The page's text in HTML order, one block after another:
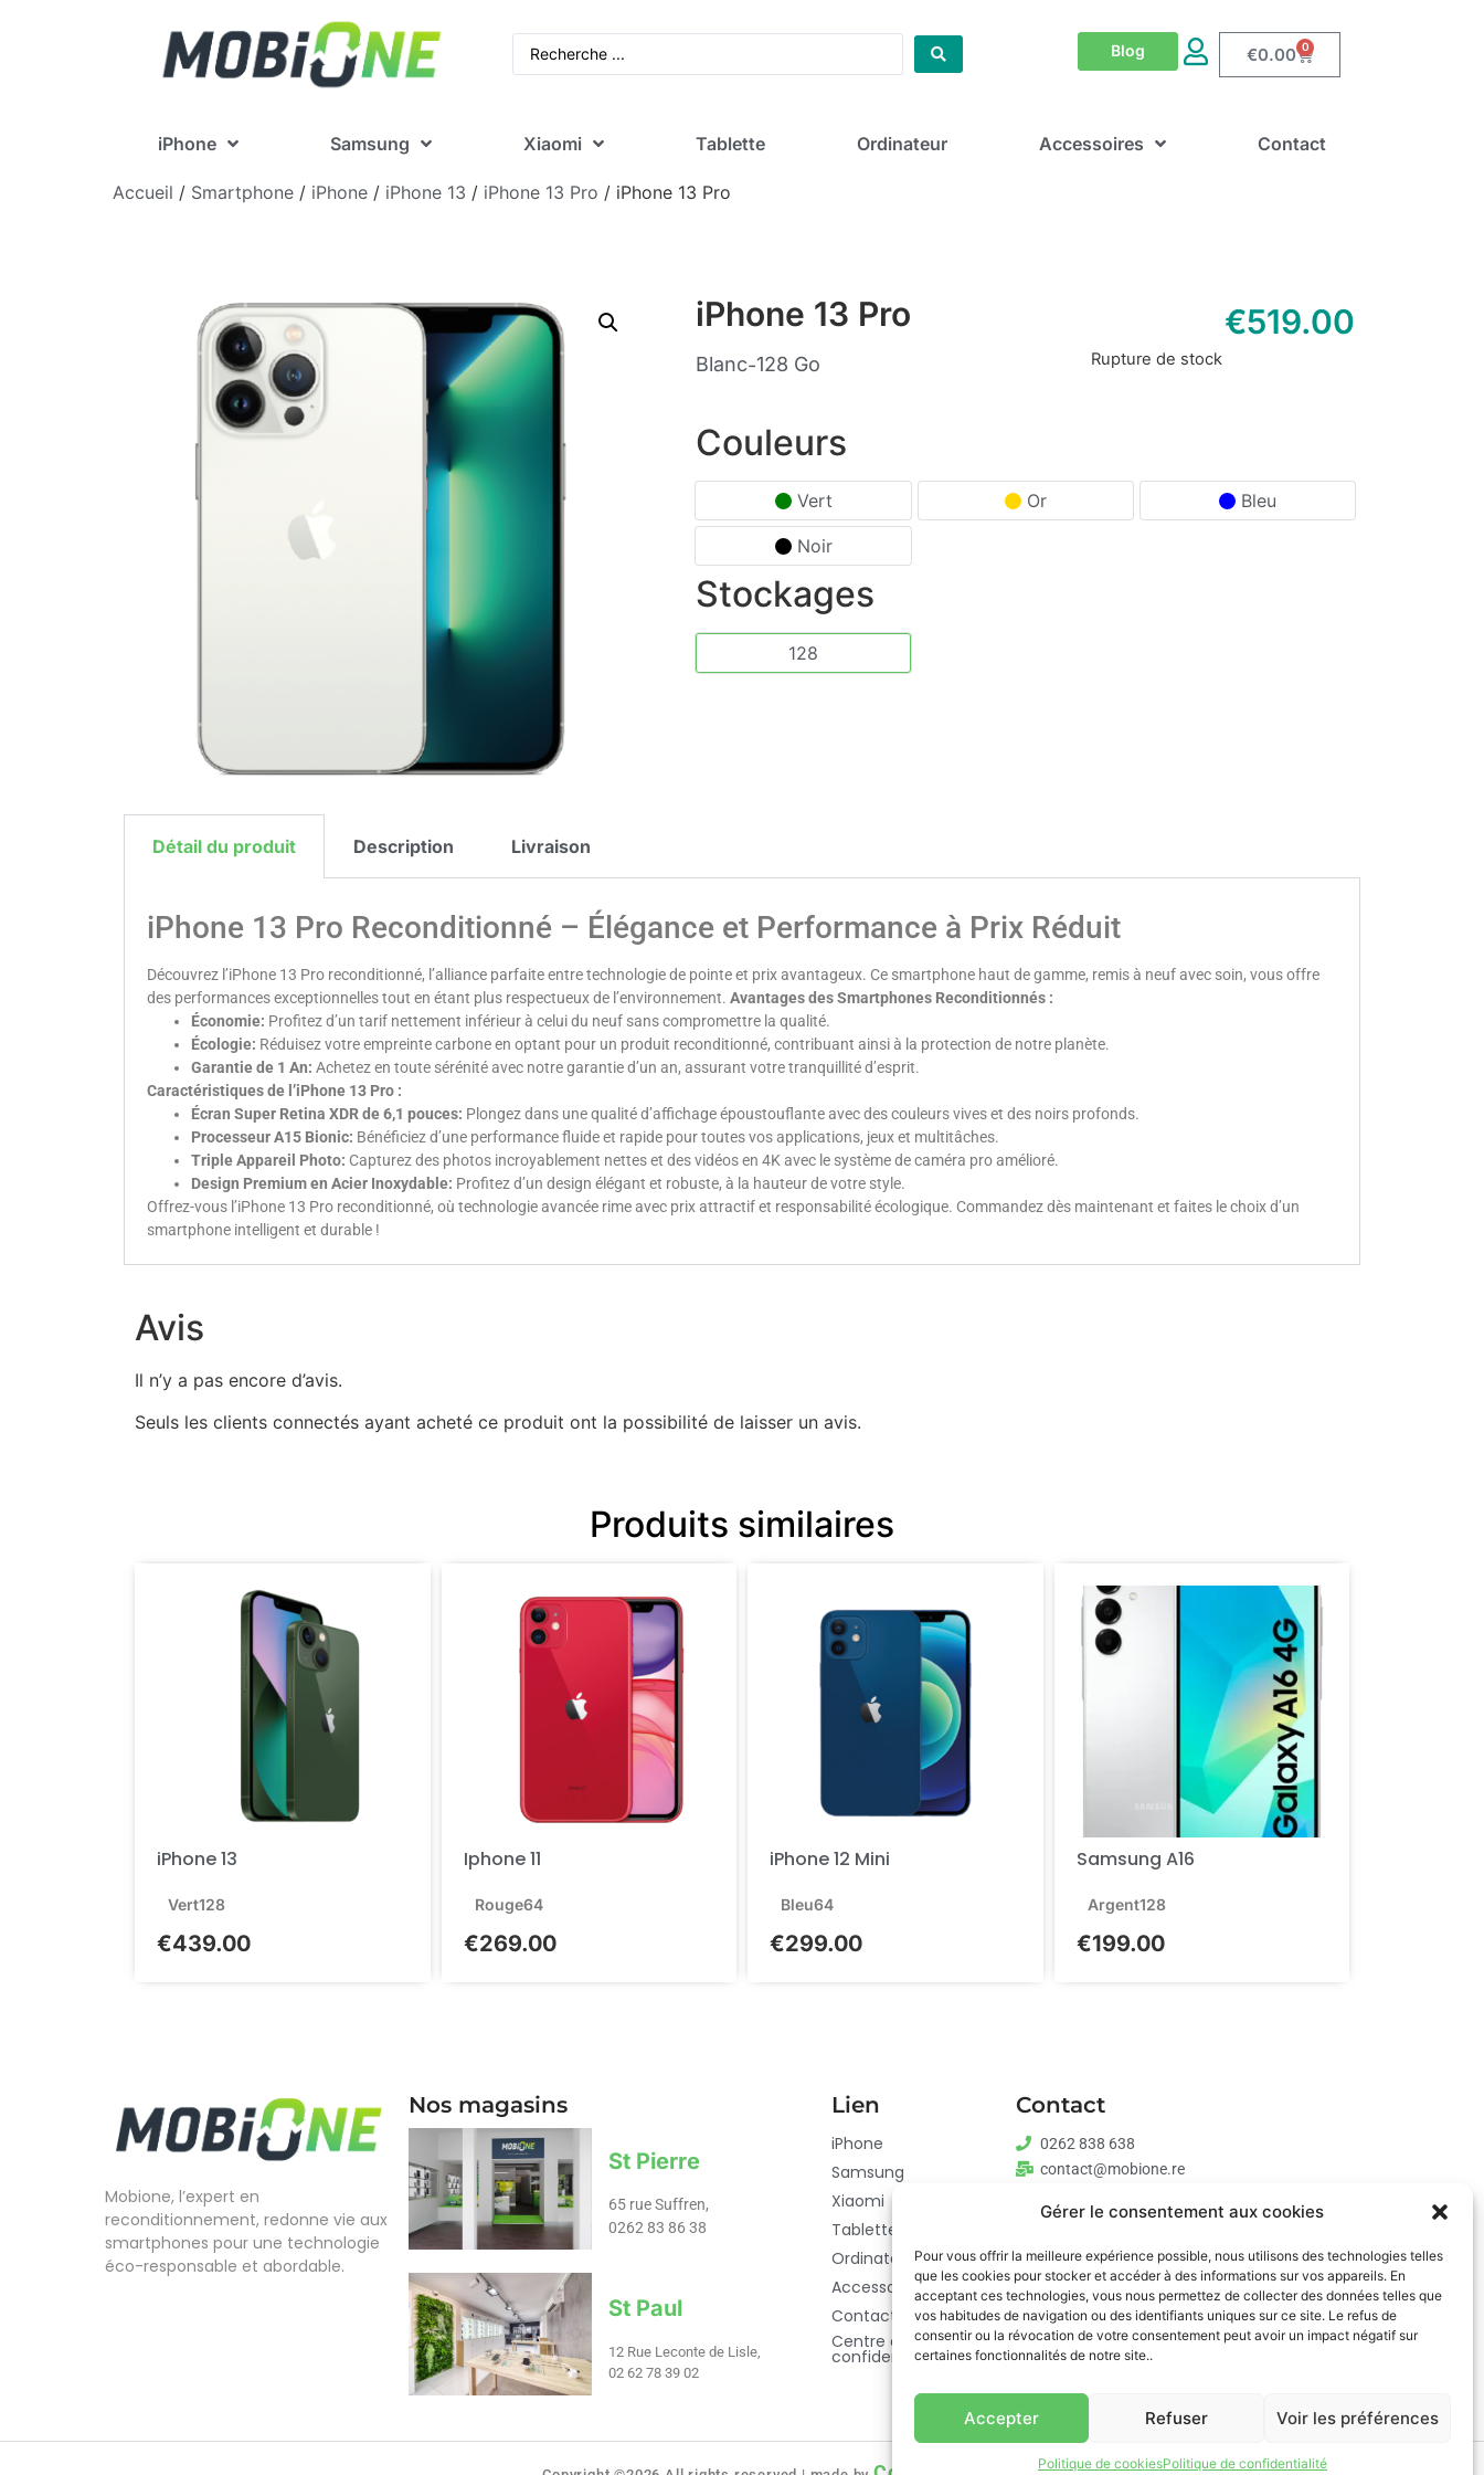
Gérer le consentement aux cookies
Pour vous offrir la meilleure expérience possible, nous utilisons des technologies telles
que les cookies pour stocker et accéder à des informations sur vos appareils. En
acceptant ces technologies, vous nous permettez de collecter des données telles que
vos habitudes de navigation ou des identifiants uniques sur ce site. Le refus de
consentir ou la révocation de votre consentement peut avoir un impact négatif sur
certaines fonctionnalités de notre site..
Accepter Refuser Voir les préférences
Politique de cookiesPolitique de confidentialité
Blog €0.00 0
iPhone Samsung Xiaomi Tablette Ordinateur Accessoires Contact
Accueil / Smartphone / iPhone / iPhone 13 / iPhone 13 Pro / iPhone 13 Pro
iPhone 13 Pro
Blanc-128 Go
€519.00
Rupture de stock
Couleurs
Vert Or Bleu
Noir
Stockages
128
Détail du produit Description Livraison
iPhone 13 Pro Reconditionné – Élégance et Performance à Prix Réduit
Découvrez l’iPhone 13 Pro reconditionné, l’alliance parfaite entre technologie de pointe et prix avantageux. Ce smartphone haut de gamme, remis à neuf avec soin, vous offre
des performances exceptionnelles tout en étant plus respectueux de l’environnement. Avantages des Smartphones Reconditionnés :
Économie: Profitez d’un tarif nettement inférieur à celui du neuf sans compromettre la qualité.
Écologie: Réduisez votre empreinte carbone en optant pour un produit reconditionné, contribuant ainsi à la protection de notre planète.
Garantie de 1 An: Achetez en toute sérénité avec notre garantie d’un an, assurant votre tranquillité d’esprit.
Caractéristiques de l’iPhone 13 Pro :
Écran Super Retina XDR de 6,1 pouces: Plongez dans une qualité d’affichage époustouflante avec des couleurs vives et des noirs profonds.
Processeur A15 Bionic: Bénéficiez d’une performance fluide et rapide pour toutes vos applications, jeux et multitâches.
Triple Appareil Photo: Capturez des photos incroyablement nettes et des vidéos en 4K avec le système de caméra pro amélioré.
Design Premium en Acier Inoxydable: Profitez d’un design élégant et robuste, à la hauteur de votre style.
Offrez-vous l’iPhone 13 Pro reconditionné, où technologie avancée rime avec prix attractif et responsabilité écologique. Commandez dès maintenant et faites le choix d’un
smartphone intelligent et durable !
Avis
Il n’y a pas encore d’avis.
Seuls les clients connectés ayant acheté ce produit ont la possibilité de laisser un avis.
Produits similaires
iPhone 13
Vert128
€439.00
Iphone 11
Rouge64
€269.00
iPhone 12 Mini
Bleu64
€299.00
Samsung A16
Argent128
€199.00
Mobione, l’expert en
reconditionnement, redonne vie aux
smartphones pour une technologie
éco-responsable et abordable.
Nos magasins
St Pierre
65 rue Suffren,
0262 83 86 38
St Paul
12 Rue Leconte de Lisle,
02 62 78 39 02​
Lien
iPhone
Samsung
Xiaomi
Tablette
Ordinateur
Accessoires
Contact
Centre de
confidentialité
Contact
0262 838 638
contact@mobione.re
--------Lundi-samedi: 9h00-18h
--------Lundi-samedi: 9h00-17h30